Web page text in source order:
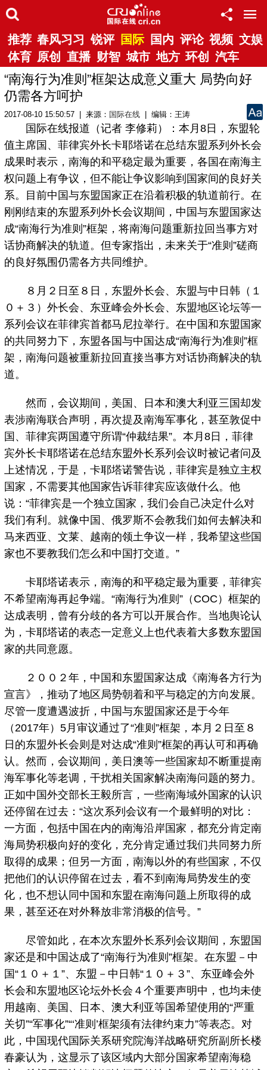
推荐 春风习习 锐评 国际 国内 评论 视频 文娱
体育 原创 直播 财智 城市 地方 环创 汽车
“南海行为准则”框架达成意义重大 局势向好
仍需各方呵护
2017-08-10 15:50:57 | 来源： 国际在线 | 编辑：王涛
国际在线报道（记者 李修莉）：本月8日，东盟轮
值主席国、菲律宾外长卡耶塔诺在总结东盟系列外长会
成果时表示，南海的和平稳定最为重要，各国在南海主
权问题上有争议，但不能让争议影响到国家间的良好关
系。目前中国与东盟国家正在沿着积极的轨道前行。在
刚刚结束的东盟系列外长会议期间，中国与东盟国家达
成“南海行为准则”框架，将南海问题重新拉回当事方对
话协商解决的轨道。但专家指出，未来关于“准则”磋商
的良好氛围仍需各方共同维护。
８月２日至８日，东盟外长会、东盟与中日韩（１
０＋３）外长会、东亚峰会外长会、东盟地区论坛等一
系列会议在菲律宾首都马尼拉举行。在中国和东盟国家
的共同努力下，东盟各国与中国达成“南海行为准则”框
架，南海问题被重新拉回直接当事方对话协商解决的轨
道。
然而，会议期间，美国、日本和澳大利亚三国却发
表涉南海联合声明，再次提及南海军事化，甚至敦促中
国、菲律宾两国遵守所谓“仲裁结果”。本月8日，菲律
宾外长卡耶塔诺在总结东盟外长系列会议时被记者问及
上述情况，于是，卡耶塔诺警告说，菲律宾是独立主权
国家，不需要其他国家告诉菲律宾应该做什么。他
说：“菲律宾是一个独立国家，我们会自己决定什么对
我们有利。就像中国、俄罗斯不会教我们如何去解决和
马来西亚、文莱、越南的领土争议一样，我希望这些国
家也不要教我们怎么和中国打交道。”
卡耶塔诺表示，南海的和平稳定最为重要，菲律宾
不希望南海再起争端。“南海行为准则”（COC）框架的
达成表明，曾有分歧的各方可以开展合作。当地舆论认
为，卡耶塔诺的表态一定意义上也代表着大多数东盟国
家的共同意愿。
２００２年，中国和东盟国家达成《南海各方行为
宣言》，推动了地区局势朝着和平与稳定的方向发展。
尽管一度遭遇波折，中国与东盟国家还是于今年
（2017年）5月审议通过了“准则”框架，本月２日至８
日的东盟外长会则是对达成“准则”框架的再认可和再确
认。然而，会议期间，美日澳等一些国家却不断重提南
海军事化等老调，干扰相关国家解决南海问题的努力。
正如中国外交部长王毅所言，一些南海域外国家的认识
还停留在过去：“这次系列会议有一个最鲜明的对比：
一方面，包括中国在内的南海沿岸国家，都充分肯定南
海局势积极向好的变化，充分肯定通过我们共同努力所
取得的成果；但另一方面，南海以外的有些国家，不仅
把他们的认识停留在过去，看不到南海局势发生的变
化，也不想认同中国和东盟在南海问题上所取得的成
果，甚至还在对外释放非常消极的信号。”
尽管如此，在本次东盟外长系列会议期间，东盟国
家还是和中国达成了“南海行为准则”框架。在东盟－中
国“１０＋１”、东盟－中日韩“１０＋３”、东亚峰会外
长会和东盟地区论坛外长会４个重要声明中，也均未使
用越南、美国、日本、澳大利亚等国希望使用的“严重
关切”“军事化”“‘准则’框架须有法律约束力”等表态。对
此，中国现代国际关系研究院海洋战略研究所副所长楼
春豪认为，这显示了该区域内大部分国家希望南海稳